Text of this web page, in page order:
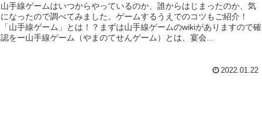
山手線ゲームはいつからやっているのか、誰からはじまったのか、気
になったので調べてみました。ゲームするうえでのコツもご紹介！
「山手線ゲーム」とは！？まずは山手線ゲームのwikiがありますので確
認をー山手線ゲーム（やまのてせんゲーム）とは、宴会...
2022.01.22